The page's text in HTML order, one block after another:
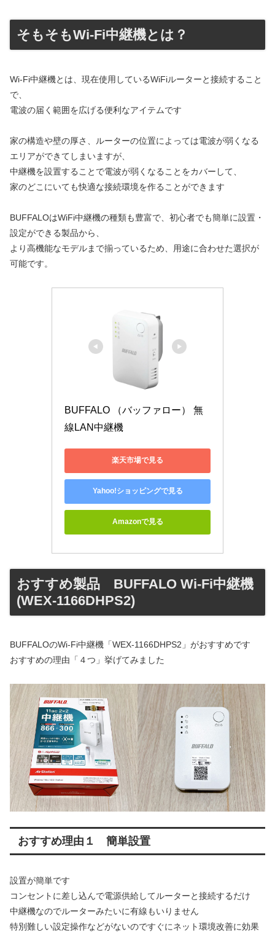
そもそもWi-Fi中継機とは？
Wi-Fi中継機とは、現在使用しているWiFiルーターと接続すること
で、
電波の届く範囲を広げる便利なアイテムです
家の構造や壁の厚さ、ルーターの位置によっては電波が弱くなる
エリアができてしまいますが、
中継機を設置することで電波が弱くなることをカバーして、
家のどこにいても快適な接続環境を作ることができます
BUFFALOはWiFi中継機の種類も豊富で、初心者でも簡単に設置・
設定ができる製品から、
より高機能なモデルまで揃っているため、用途に合わせた選択が
可能です。
BUFFALO （バッファロー） 無
線LAN中継機
楽天市場で見る
Yahoo!ショッピングで見る
Amazonで見る
おすすめ製品 BUFFALO Wi-Fi中継機
(WEX-1166DHPS2)
BUFFALOのWi-Fi中継機「WEX-1166DHPS2」がおすすめです
おすすめの理由「４つ」挙げてみました
おすすめ理由１ 簡単設置
設置が簡単です
コンセントに差し込んで電源供給してルーターと接続するだけ
中継機なのでルーターみたいに有線もいりません
特別難しい設定操作などがないのですぐにネット環境改善に効果